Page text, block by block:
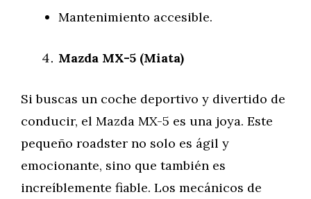
Mantenimiento accesible.
Mazda MX-5 (Miata)
Si buscas un coche deportivo y divertido de
conducir, el Mazda MX-5 es una joya. Este
pequeño roadster no solo es ágil y
emocionante, sino que también es
increíblemente fiable. Los mecánicos de